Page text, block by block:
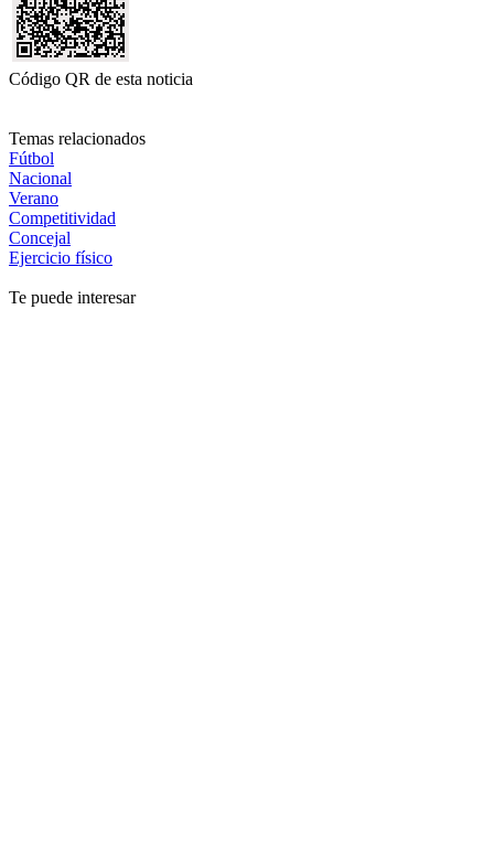
Código QR de esta noticia
Temas relacionados
Fútbol
Nacional
Verano
Competitividad
Concejal
Ejercicio físico
Te puede interesar